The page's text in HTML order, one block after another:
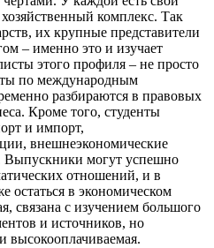
комплекс. Так
их крупные представители
– именно это и изучает
этого профиля – не просто
по международным
разбираются в правовых
Кроме того, студенты
и импорт,
внешнеэкономические
Выпускники могут успешно
отношений, и в
остаться в экономическом
связана с изучением большого
и источников, но
высокооплачиваемая.